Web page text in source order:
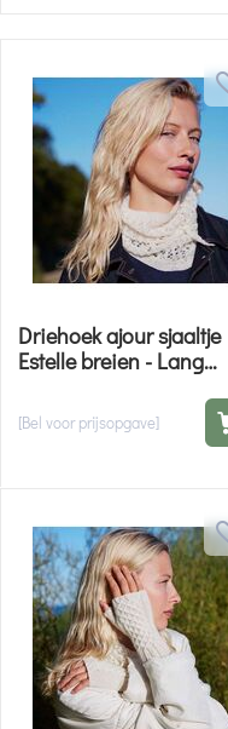
Driehoek ajour sjaaltje
Estelle breien - Lang
[Bel voor prijsopgave]